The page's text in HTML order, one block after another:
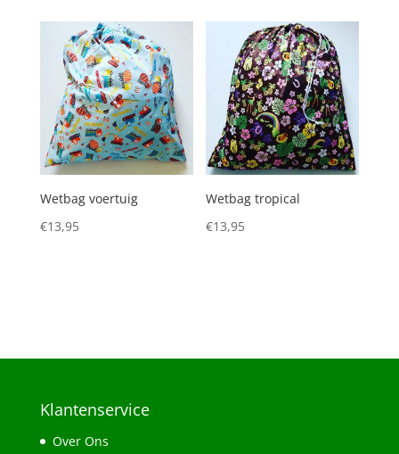
Wetbag voertuig
€13,95
Wetbag tropical
€13,95
Klantenservice
Over Ons